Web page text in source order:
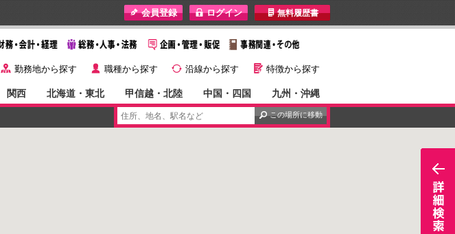
I 無料履歴書
y 勤務地から探す ˙ 職種から探す } 沿線から探す G 特徴から探す
関西 北海道・東北 甲信越・北陸 中国・四国 九州・沖縄